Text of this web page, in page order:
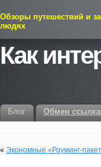
Обзоры путешествий и
людях
Как
Блог Обмен
« Экономные «Роуминг-